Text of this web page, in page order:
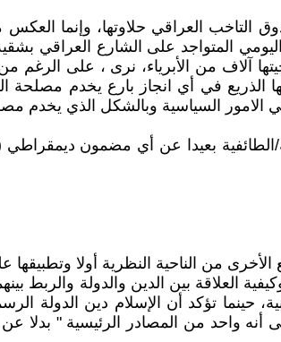
التاخب العراقي حلاوتها، وإنما
المتواجد على الشارع العراقي
آلاف من الأبرياء، نرى ، على الرغم
الذريع في أي انجاز بارع يخدم مصلحة
الامور السياسية وبالشكل الذي يخدم
من الناحية النظرية أولا وتطبيقها
العلاقة بين الدين والدولة والربط
حينما تؤكد أن الإسلام دين الدولة
أنه واحد من المصادر الرئيسية " بدلا